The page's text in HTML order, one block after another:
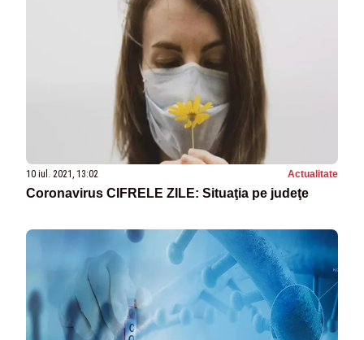
10 iul. 2021, 13:02 Actualitate
Coronavirus CIFRELE ZILE: Situaţia pe judeţe